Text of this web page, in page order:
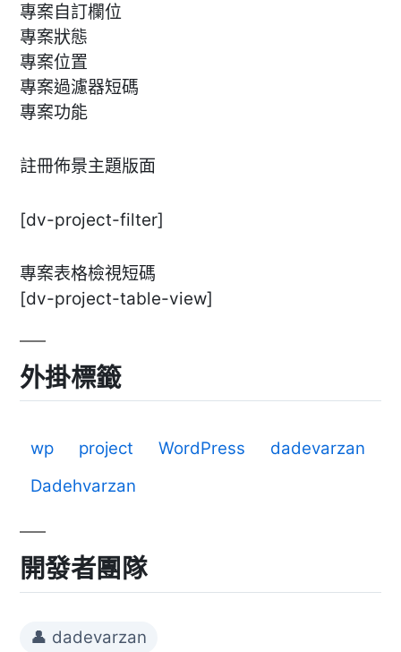
專案自訂欄位
專案狀態
專案位置
專案過濾器短碼
專案功能
註冊佈景主題版面
[dv-project-filter]
專案表格檢視短碼
[dv-project-table-view]
外掛標籤
wp project WordPress
dadevarzan
Dadehvarzan
開發者團隊
👤 dadevarzan